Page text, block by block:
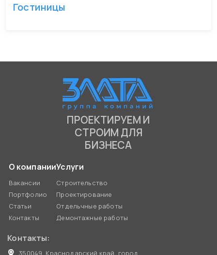
Гостиницы
ПРОЕКТИРУЕМ И
СТРОИМ ДЛЯ
БИЗНЕСА
О компании
Вакансии
Портфолио
Статьи
Контакты
Услуги
Строительство
Проектирование
Отдельчные работы
Демонтажные работы
Контакты:
350049, Краснодарский край, город